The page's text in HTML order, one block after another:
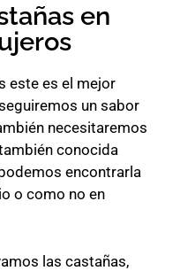
en
este es el mejor
un sabor
necesitaremos
conocida
encontrarla
o como no en
las castañas,